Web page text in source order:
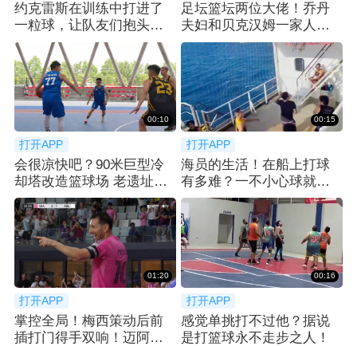
约克雷斯在训练中打进了
一粒球，让队友们抱头惊
呼😮
足坛篮坛两位大佬！乔丹
夫妇和贝克汉姆一家人在
法国一起聚餐
00:10
打开APP
会很凉快吧？90米巨型冷
却塔改造篮球场 老遗址玩
出新潮流！
00:15
打开APP
海员的生活！在船上打球
有多难？一不小心球就没
了
01:20
打开APP
掌控全局！梅西策动后前
插打门得手双响！迈阿密3-
00:16
打开APP
感觉单挑打不过他？据说
是打篮球永不走步之人！